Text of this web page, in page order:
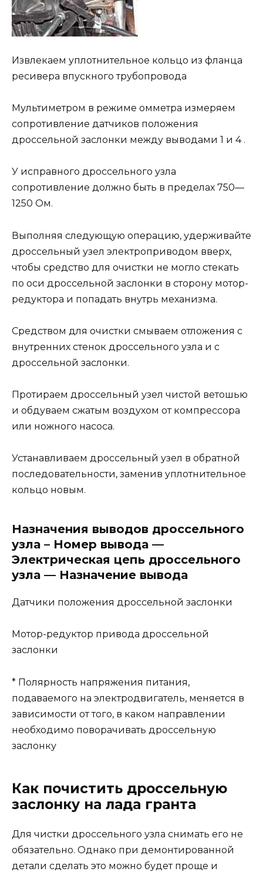
Извлекаем уплотнительное кольцо из фланца
ресивера впускного трубопровода
Мультиметром в режиме омметра измеряем
сопротивление датчиков положения
дроссельной заслонки между выводами 1 и 4 .
У исправного дроссельного узла
сопротивление должно быть в пределах 750—
1250 Ом.
Выполняя следующую операцию, удерживайте
дроссельный узел электроприводом вверх,
чтобы средство для очистки не могло стекать
по оси дроссельной заслонки в сторону мотор-
редуктора и попадать внутрь механизма.
Средством для очистки смываем отложения с
внутренних стенок дроссельного узла и с
дроссельной заслонки.
Протираем дроссельный узел чистой ветошью
и обдуваем сжатым воздухом от компрессора
или ножного насоса.
Устанавливаем дроссельный узел в обратной
последовательности, заменив уплотнительное
кольцо новым.
Назначения выводов дроссельного
узла – Номер вывода —
Электрическая цепь дроссельного
узла — Назначение вывода
Датчики положения дроссельной заслонки
Мотор-редуктор привода дроссельной
заслонки
* Полярность напряжения питания,
подаваемого на электродвигатель, меняется в
зависимости от того, в каком направлении
необходимо поворачивать дроссельную
заслонку
Как почистить дроссельную
заслонку на лада гранта
Для чистки дроссельного узла снимать его не
обязательно. Однако при демонтированной
детали сделать это можно будет проще и